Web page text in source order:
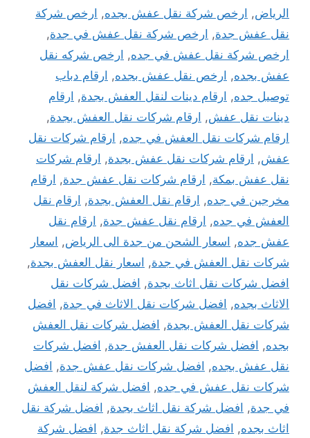
الرياض, ارخص شركة نقل عفش بجده, ارخص شركة
نقل عفش جدة, ارخص شركة نقل عفش في جدة,
ارخص شركة نقل عفش في جده, ارخص شركه نقل
عفش بجده, ارخص نقل عفش بجده, ارقام دباب
توصيل جده, ارقام دينات لنقل العفش بجدة, ارقام
دينات نقل عفش, ارقام شركات نقل العفش بجدة,
ارقام شركات نقل العفش في جده, ارقام شركات نقل
عفش, ارقام شركات نقل عفش بجدة, ارقام شركات
نقل عفش بمكة, ارقام شركات نقل عفش جدة, ارقام
مخرجين في جده, ارقام نقل العفش بجدة, ارقام نقل
العفش في جده, ارقام نقل عفش جدة, ارقام نقل
عفش جده, اسعار الشحن من جدة الى الرياض, اسعار
شركات نقل العفش في جدة, اسعار نقل العفش بجدة,
افضل شركات نقل اثاث بجدة, افضل شركات نقل
الاثاث بجده, افضل شركات نقل الاثاث في جدة, افضل
شركات نقل العفش بجدة, افضل شركات نقل العفش
بجده, افضل شركات نقل العفش جدة, افضل شركات
نقل عفش بجده, افضل شركات نقل عفش جدة, افضل
شركات نقل عفش في جده, افضل شركة لنقل العفش
في جدة, افضل شركة نقل اثاث بجدة, افضل شركة نقل
اثاث بجده, افضل شركة نقل اثاث جدة, افضل شركة